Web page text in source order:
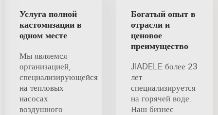
Услуга полной
кастомизации в
одном месте
Мы являемся
организацией,
специализирующейся
на тепловых
насосах
воздушного
Богатый опыт в
отрасли и
ценовое
преимущество
JIADELE более 23
лет
специализируется
на горячей воде.
Наш бизнес